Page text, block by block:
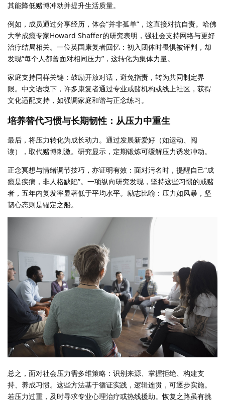
其能降低赌博冲动并提升生活质量。
例如，成员通过分享经历，体会“并非孤单”，这直接对抗自责。哈佛
大学成瘾专家Howard Shaffer的研究表明，强社会支持网络与更好
治疗结局相关。一位英国康复者回忆：初入团体时畏惧被评判，却
发现“每个人都曾面对相同压力”，这转化为集体力量。
家庭支持同样关键：鼓励开放对话，避免指责，转为共同制定界
限。中文语境下，许多康复者通过专业戒赌机构或线上社区，获得
文化适配支持，如强调家庭和谐与正念练习。
培养替代习惯与长期韧性：从压力中重生
最后，将压力转化为成长动力。通过发展新爱好（如运动、阅
读），取代赌博刺激。研究显示，定期锻炼可缓解压力诱发冲动。
正念冥想与情绪调节技巧，亦证明有效：面对污名时，提醒自己“成
瘾是疾病，非人格缺陷”。一项纵向研究发现，坚持这些习惯的戒赌
者，五年内复发率显著低于平均水平。励志比喻：压力如风暴，坚
韧心态则是锚定之船。
总之，面对社会压力需多维策略：识别来源、掌握拒绝、构建支
持、养成习惯。这些方法基于循证实践，逻辑连贯，可逐步实施。
若压力过重，及时寻求专业心理治疗或热线援助。恢复之路虽有挑